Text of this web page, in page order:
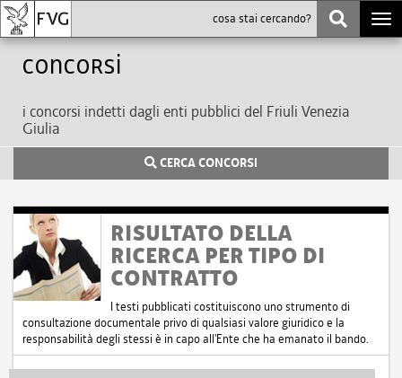
Concorsi
i concorsi indetti dagli enti pubblici del Friuli Venezia
Giulia
CERCA CONCORSI
RISULTATO DELLA
RICERCA PER TIPO DI
CONTRATTO
I testi pubblicati costituiscono uno strumento di
consultazione documentale privo di qualsiasi valore giuridico e la
responsabilità degli stessi è in capo all'Ente che ha emanato il bando.